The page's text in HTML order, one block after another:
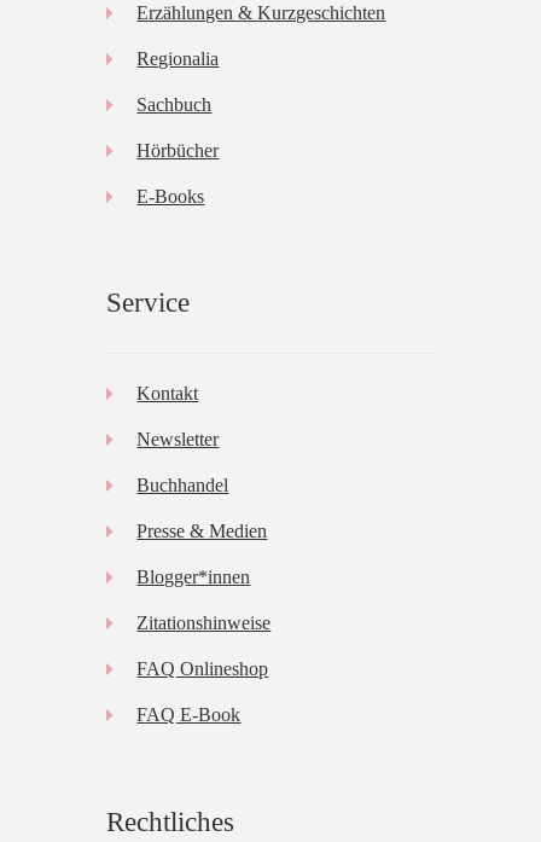
Erzählungen & Kurzgeschichten
Regionalia
Sachbuch
Hörbücher
E-Books
Service
Kontakt
Newsletter
Buchhandel
Presse & Medien
Blogger*innen
Zitationshinweise
FAQ Onlineshop
FAQ E-Book
Rechtliches